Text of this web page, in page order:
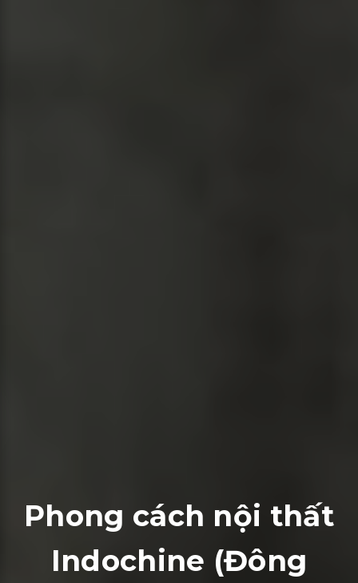
Phong cách nội thất
Indochine (Đông